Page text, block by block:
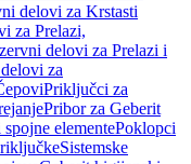
delovi za Krstasti
za Prelazi,
delovi za Prelazi i
za
Priključci za
Pribor za Geberit
elementePoklopci
Sistemske